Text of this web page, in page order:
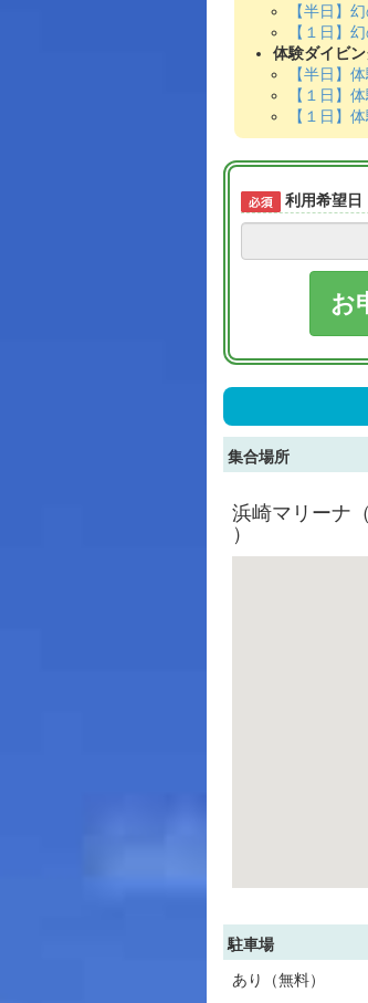
【半日】
【１日】
体験ダイビ
【半日】
【１日】
【１日】
利用希望日
お
集合場所
浜崎マリーナ
）
駐車場
あり（無料）